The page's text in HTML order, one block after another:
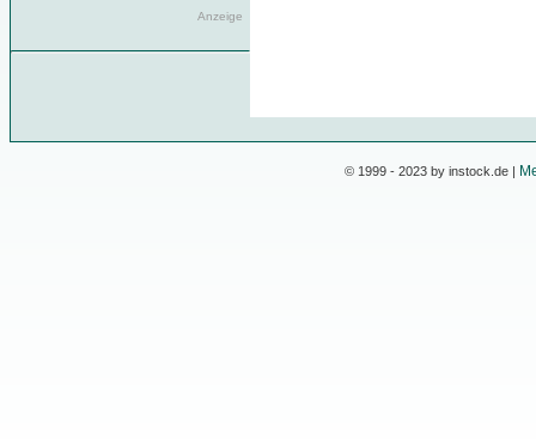
Anzeige
© 1999 - 2023 by instock.de |